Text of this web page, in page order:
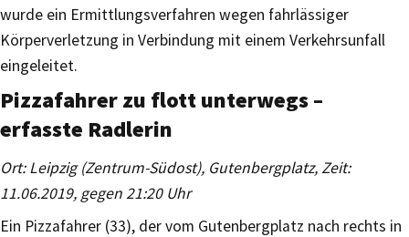
wurde ein Ermittlungsverfahren wegen fahrlässiger
Körperverletzung in Verbindung mit einem Verkehrsunfall
eingeleitet.
Pizzafahrer zu flott unterwegs –
erfasste Radlerin
Ort: Leipzig (Zentrum-Südost), Gutenbergplatz, Zeit:
11.06.2019, gegen 21:20 Uhr
Ein Pizzafahrer (33), der vom Gutenbergplatz nach rechts in